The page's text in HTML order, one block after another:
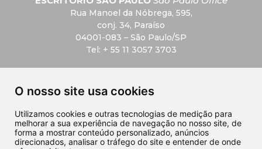
O nosso site usa cookies
Utilizamos cookies e outras tecnologias de medição para
melhorar a sua experiência de navegação no nosso site, de
forma a mostrar conteúdo personalizado, anúncios
direcionados, analisar o tráfego do site e entender de onde
Rua Manoel da Nóbrega, 595,
conj. 34, Paraíso
04001-083 – São Paulo/SP
Tel: + 55 11 3057 3703
F.A.Q
Contato